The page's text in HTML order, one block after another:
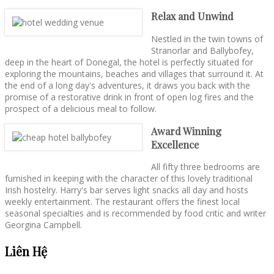
Relax and Unwind
Nestled in the twin towns of
Stranorlar and Ballybofey,
deep in the heart of Donegal, the hotel is perfectly situated for
exploring the mountains, beaches and villages that surround it. At
the end of a long day's adventures, it draws you back with the
promise of a restorative drink in front of open log fires and the
prospect of a delicious meal to follow.
Award Winning
Excellence
All fifty three bedrooms are
furnished in keeping with the character of this lovely traditional
Irish hostelry. Harry's bar serves light snacks all day and hosts
weekly entertainment. The restaurant offers the finest local
seasonal specialties and is recommended by food critic and writer
Georgina Campbell.
Liên Hệ